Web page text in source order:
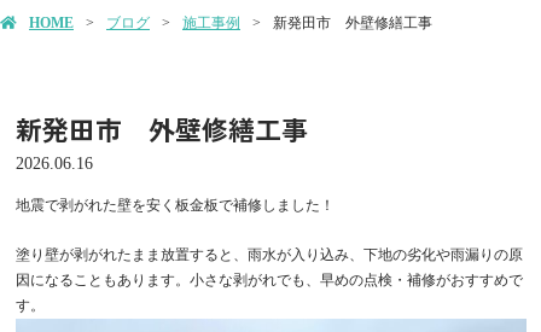
HOME ブログ 施工事例 新発田市 外壁修繕工事
新発田市 外壁修繕工事
2026.06.16
地震で剥がれた壁を安く板金板で補修しました！
塗り壁が剥がれたまま放置すると、雨水が入り込み、下地の劣化や雨漏りの原
因になることもあります。小さな剥がれでも、早めの点検・補修がおすすめで
す。